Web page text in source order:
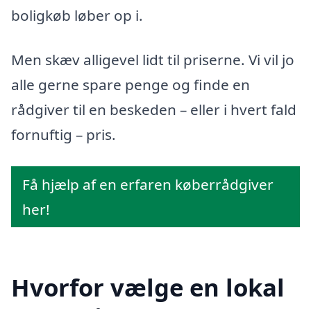
boligkøb løber op i.
Men skæv alligevel lidt til priserne. Vi vil jo
alle gerne spare penge og finde en
rådgiver til en beskeden – eller i hvert fald
fornuftig – pris.
Få hjælp af en erfaren køberrådgiver
her!
Hvorfor vælge en lokal